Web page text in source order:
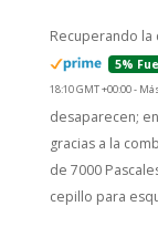
Recuperando la
5%
18:10 GMT +00:00 -
desaparecen;
gracias a la
de 7000
cepillo para